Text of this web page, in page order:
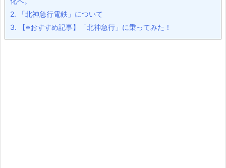
2. 「北神急行電鉄」について
3. 【※おすすめ記事】「北神急行」に乗ってみた！